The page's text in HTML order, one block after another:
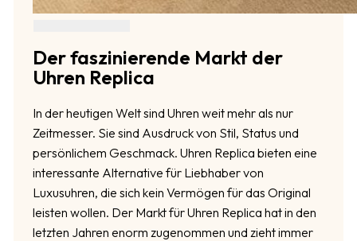
Der faszinierende Markt der
Uhren Replica
In der heutigen Welt sind Uhren weit mehr als nur
Zeitmesser. Sie sind Ausdruck von Stil, Status und
persönlichem Geschmack. Uhren Replica bieten eine
interessante Alternative für Liebhaber von
Luxusuhren, die sich kein Vermögen für das Original
leisten wollen. Der Markt für Uhren Replica hat in den
letzten Jahren enorm zugenommen und zieht immer